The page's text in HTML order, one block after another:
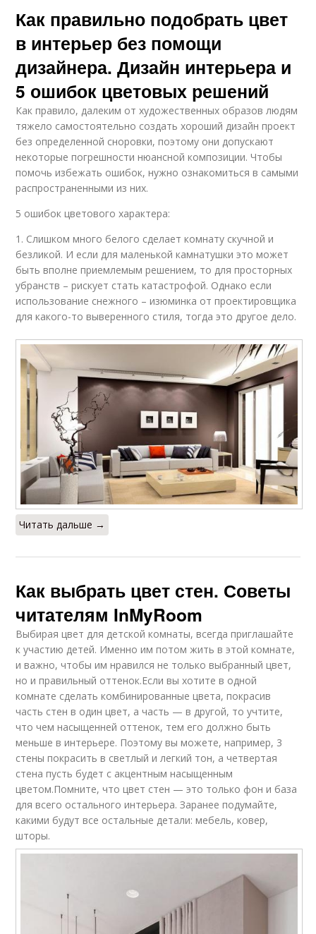
Как правильно подобрать цвет
в интерьер без помощи
дизайнера. Дизайн интерьера и
5 ошибок цветовых решений
Как правило, далеким от художественных образов людям
тяжело самостоятельно создать хороший дизайн проект
без определенной сноровки, поэтому они допускают
некоторые погрешности нюансной композиции. Чтобы
помочь избежать ошибок, нужно ознакомиться в самыми
распространенными из них.
5 ошибок цветового характера:
1. Слишком много белого сделает комнату скучной и
безликой. И если для маленькой камнатушки это может
быть вполне приемлемым решением, то для просторных
убранств – рискует стать катастрофой. Однако если
использование снежного – изюминка от проектировщика
для какого-то выверенного стиля, тогда это другое дело.
Читать дальше →
Как выбрать цвет стен. Советы
читателям InMyRoom
Выбирая цвет для детской комнаты, всегда приглашайте
к участию детей. Именно им потом жить в этой комнате,
и важно, чтобы им нравился не только выбранный цвет,
но и правильный оттенок.Если вы хотите в одной
комнате сделать комбинированные цвета, покрасив
часть стен в один цвет, а часть — в другой, то учтите,
что чем насыщенней оттенок, тем его должно быть
меньше в интерьере. Поэтому вы можете, например, 3
стены покрасить в светлый и легкий тон, а четвертая
стена пусть будет с акцентным насыщенным
цветом.Помните, что цвет стен — это только фон и база
для всего остального интерьера. Заранее подумайте,
какими будут все остальные детали: мебель, ковер,
шторы.